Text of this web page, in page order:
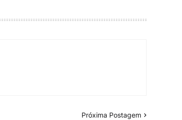
Próxima Postagem